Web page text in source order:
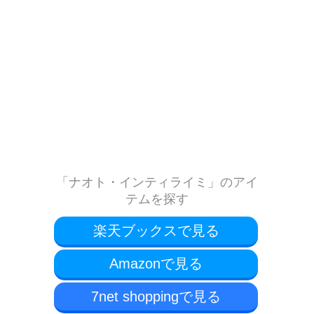
「ナオト・インティライミ」のアイ
テムを探す
楽天ブックスで見る
Amazonで見る
7net shoppingで見る